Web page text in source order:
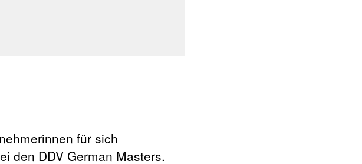
für sich
den DDV German Masters.